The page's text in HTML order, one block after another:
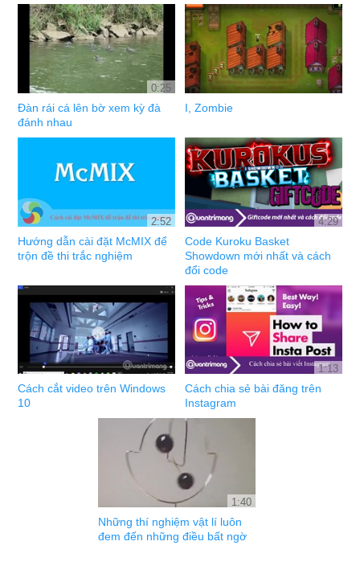
0:25
Đàn rái cá lên bờ xem kỳ đà
đánh nhau
I, Zombie
2:52
Hướng dẫn cài đặt McMIX để
trộn đề thi trắc nghiệm
4:29
Code Kuroku Basket
Showdown mới nhất và cách
đổi code
Cách cắt video trên Windows
10
1:13
Cách chia sẻ bài đăng trên
Instagram
1:40
Những thí nghiệm vật lí luôn
đem đến những điều bất ngờ